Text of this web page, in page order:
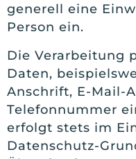
generell eine
Person ein.
Die Verarbeitung
Daten,
Anschrift, E-Mail-
Telefonnummer
erfolgt stets im
Datenschutz-